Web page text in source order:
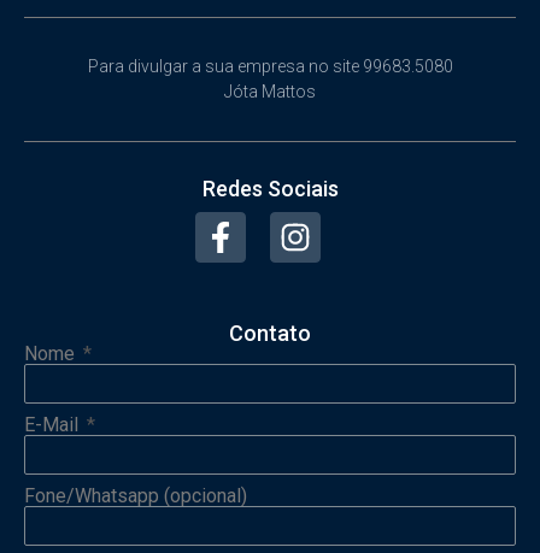
Para divulgar a sua empresa no site 99683.5080
Jóta Mattos
Redes Sociais
Contato
Nome
E-Mail
Fone/Whatsapp (opcional)